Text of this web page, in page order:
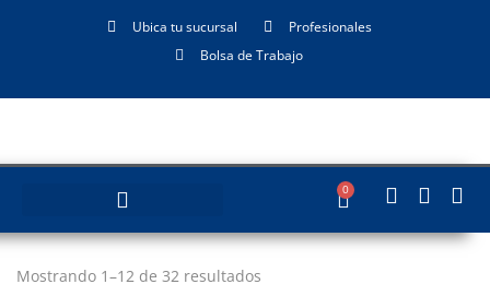
Ubica tu sucursal
Profesionales
Bolsa de Trabajo
0
Mostrando 1–12 de 32 resultados